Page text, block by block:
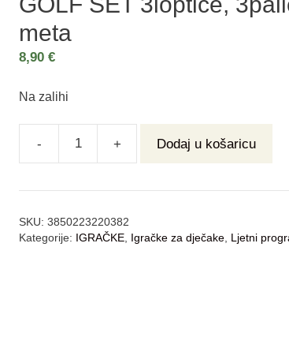
meta
8,90€
Na zalihi
- + Dodaj u košaricu
SKU:3850223220382
Kategorije: IGRAČKE, Igračke za dječake, Ljetni